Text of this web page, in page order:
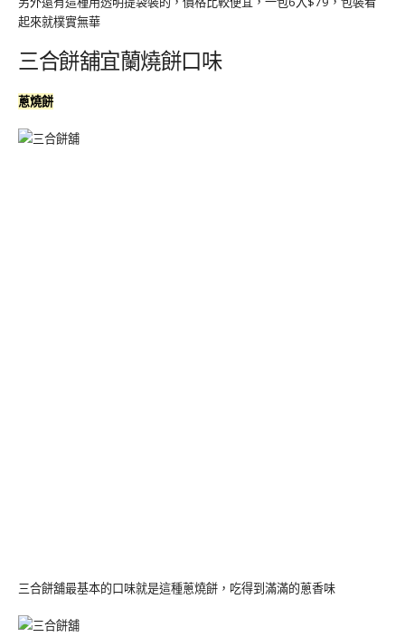
起來就樸實無華
三合餅舖宜蘭燒餅口味
蔥燒餅
三合餅舖最基本的口味就是這種蔥燒餅，吃得到滿滿的蔥香味